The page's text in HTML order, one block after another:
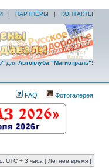
| ПАРТНЁРЫ | КОНТАКТЫ
для Автоклуба "Магистраль"!
FAQ Фотогалерея
UTC + 3 часа [ Летнее время ]